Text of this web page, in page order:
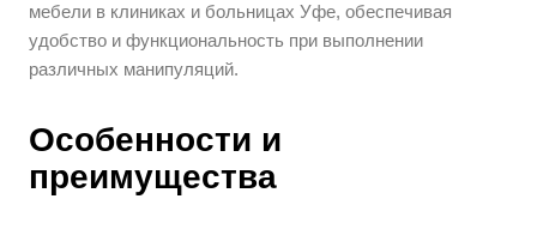
мебели в клиниках и больницах Уфе, обеспечивая
удобство и функциональность при выполнении
различных манипуляций.
Особенности и
преимущества